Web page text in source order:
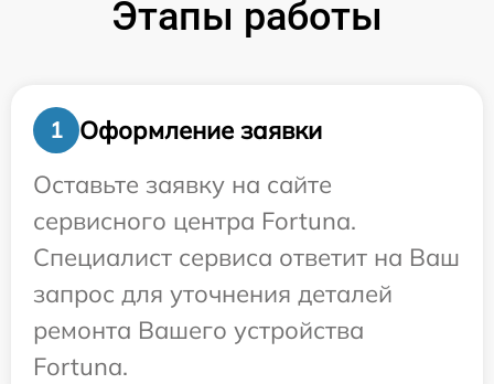
Этапы работы
1
Оформление заявки
Оставьте заявку на сайте
сервисного центра Fortuna.
Специалист сервиса ответит на Ваш
запрос для уточнения деталей
ремонта Вашего устройства
Fortuna.